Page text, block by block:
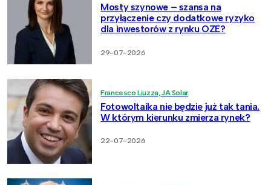
Mosty szynowe – szansa na
przyłączenie czy dodatkowe ryzyko
dla inwestorów z rynku OZE?
29-07-2026
Francesco Liuzza, JA Solar
Fotowoltaika nie będzie już tak tania.
W którym kierunku zmierza rynek?
22-07-2026